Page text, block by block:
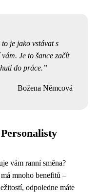
je jako vstávat s
Je to šance začít
do práce.
Božena Němcová
vám ranní směna?
mnoho benefitů –
odpoledne máte